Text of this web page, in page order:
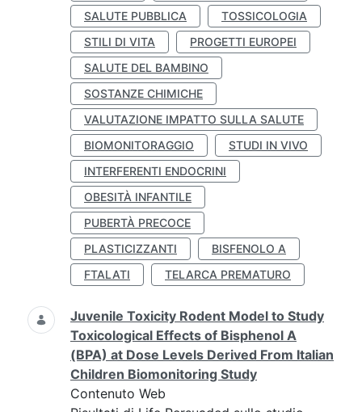
SALUTE PUBBLICA
TOSSICOLOGIA
STILI DI VITA
PROGETTI EUROPEI
SALUTE DEL BAMBINO
SOSTANZE CHIMICHE
VALUTAZIONE IMPATTO SULLA SALUTE
BIOMONITORAGGIO
STUDI IN VIVO
INTERFERENTI ENDOCRINI
OBESITÀ INFANTILE
PUBERTÀ PRECOCE
PLASTICIZZANTI
BISFENOLO A
FTALATI
TELARCA PREMATURO
Juvenile Toxicity Rodent Model to Study
Toxicological Effects of Bisphenol A
(BPA) at Dose Levels Derived From Italian
Children Biomonitoring Study
Contenuto Web